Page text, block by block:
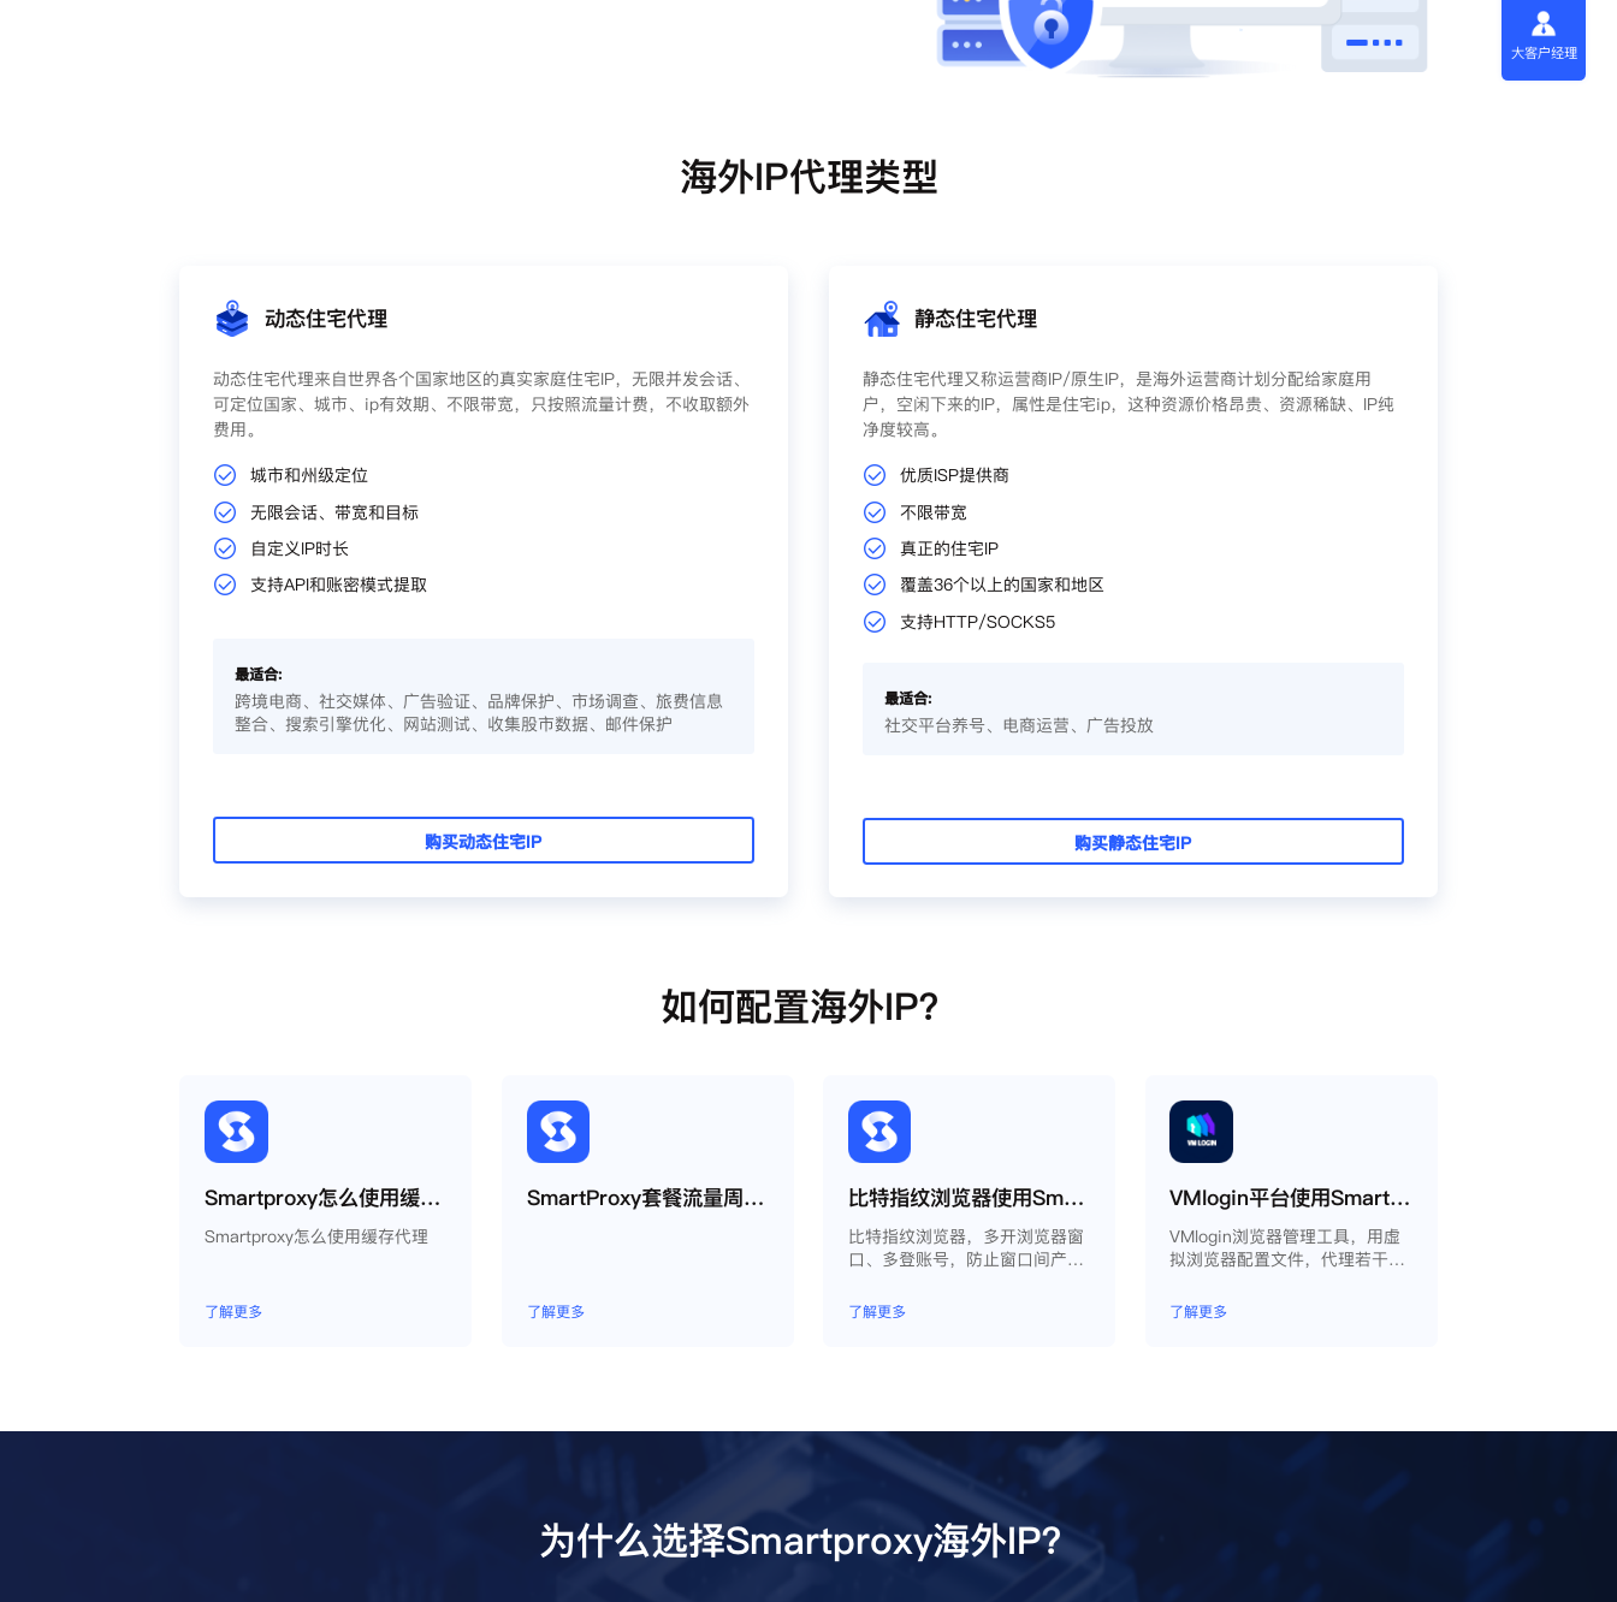
海外IP代理类型
动态住宅代理
动态住宅代理来自世界各个国家地区的真实家庭住宅IP，无限并发会话、
可定位国家、城市、ip有效期、不限带宽，只按照流量计费，不收取额外
费用。
城市和州级定位
无限会话、带宽和目标
自定义IP时长
支持API和账密模式提取
最适合:
跨境电商、社交媒体、广告验证、品牌保护、市场调查、旅费信息
整合、搜索引擎优化、网站测试、收集股市数据、邮件保护
购买动态住宅IP
静态住宅代理
静态住宅代理又称运营商IP/原生IP，是海外运营商计划分配给家庭用
户，空闲下来的IP，属性是住宅ip，这种资源价格昂贵、资源稀缺、IP纯
净度较高。
优质ISP提供商
不限带宽
真正的住宅IP
覆盖36个以上的国家和地区
支持HTTP/SOCKS5
最适合:
社交平台养号、电商运营、广告投放
购买静态住宅IP
如何配置海外IP？
Smartproxy怎么使用缓存代理
Smartproxy怎么使用缓存代理
了解更多
SmartProxy套餐流量周期如何运作？
了解更多
比特指纹浏览器使用Smartproxy教程
比特指纹浏览器，多开浏览器窗
口、多登账号，防止窗口间产生
模拟独立的电脑信息，模拟不同
的IP地址，使得相互间完全环境
了解更多
VMlogin平台使用Smartproxy教程
VMlogin浏览器管理工具，用虚
拟浏览器配置文件，代理若干电
了解更多
为什么选择Smartproxy海外IP？
大客户经理